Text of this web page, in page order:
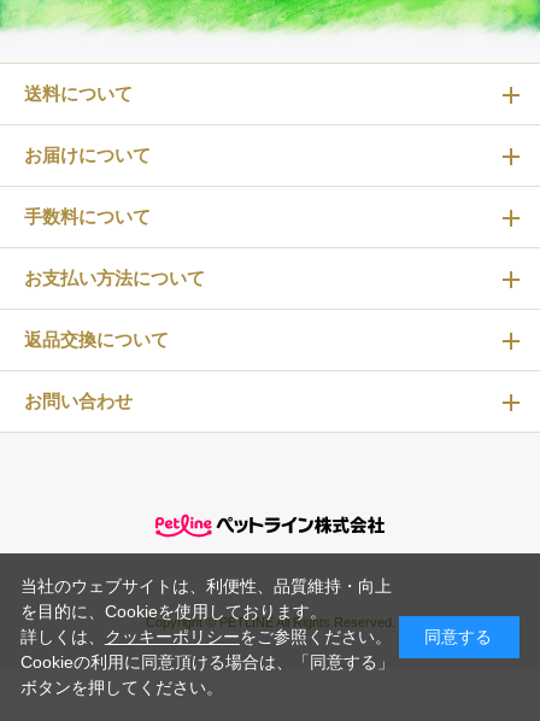
送料について
お届けについて
手数料について
お支払い方法について
返品交換について
お問い合わせ
Copyright © PETLINE All Rights Reserved.
当社のウェブサイトは、利便性、品質維持・向上
を目的に、Cookieを使用しております。
詳しくは、 クッキーポリシーをご参照ください。
Cookieの利用に同意頂ける場合は、「同意する」
ボタンを押してください。
同意する